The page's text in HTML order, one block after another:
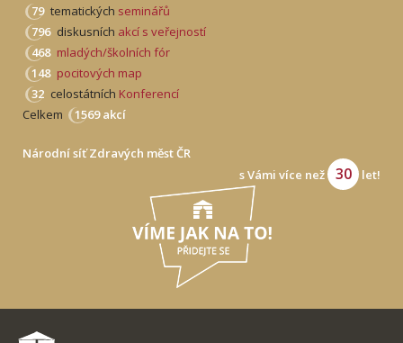
79 tematických seminářů
796 diskusních akcí s veřejností
468 mladých/školních fór
148 pocitových map
32 celostátních Konferencí
Celkem
1569 akcí
Národní síť Zdravých měst ČR
s Vámi více než
30 let!